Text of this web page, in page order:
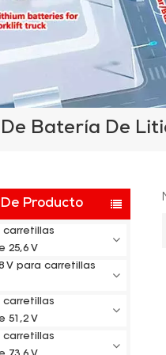
Batería De
Producto
carretillas
25,6 V
V para carretillas
carretillas
51,2 V
carretillas